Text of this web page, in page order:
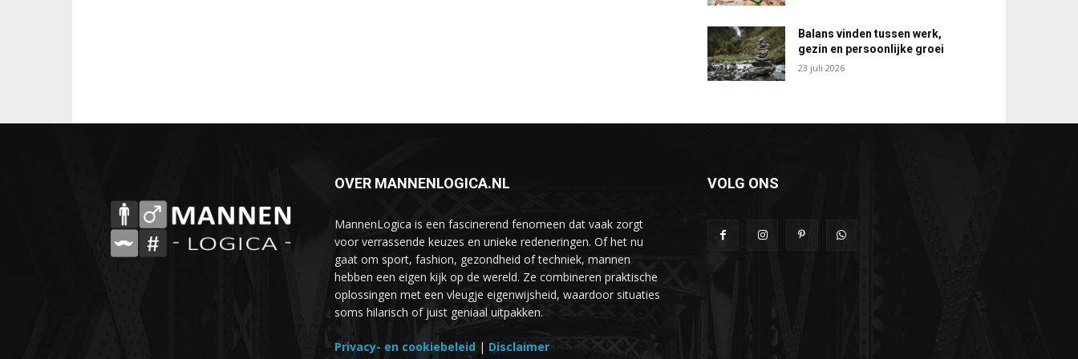
Balans vinden tussen werk,
gezin en persoonlijke groei
23 juli 2026
OVER MANNENLOGICA.NL
MannenLogica is een fascinerend fenomeen dat vaak zorgt
voor verrassende keuzes en unieke redeneringen. Of het nu
gaat om sport, fashion, gezondheid of techniek, mannen
hebben een eigen kijk op de wereld. Ze combineren praktische
oplossingen met een vleugje eigenwijsheid, waardoor situaties
soms hilarisch of juist geniaal uitpakken.
Privacy- en cookiebeleid | Disclaimer
VOLG ONS